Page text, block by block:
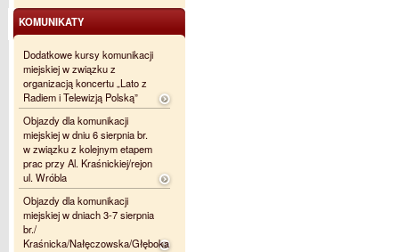
KOMUNIKATY
Dodatkowe kursy komunikacji
miejskiej w związku z
organizacją koncertu „Lato z
Radiem i Telewizją Polską”
Objazdy dla komunikacji
miejskiej w dniu 6 sierpnia br.
w związku z kolejnym etapem
prac przy Al. Kraśnickiej/rejon
ul. Wróbla
Objazdy dla komunikacji
miejskiej w dniach 3-7 sierpnia
br./
Kraśnicka/Nałęczowska/Głęboka